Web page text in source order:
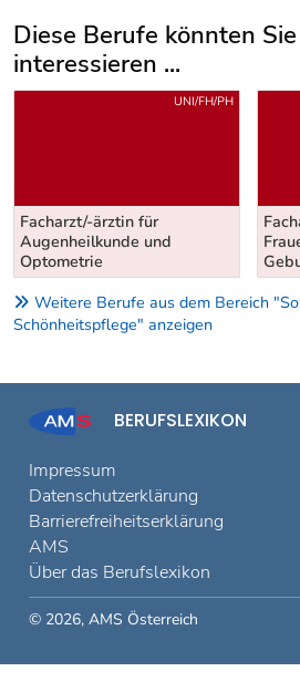
Diese Berufe könnten
interessieren ...
Uber weitere Berufsvorschläge
Facharzt/-ärztin für
Augenheilkunde und
Optometrie
UNI/FH/PH
Weitere Berufe aus dem Bereich
Schönheitspflege" anzeigen
BERUFSLEXIKON
Impressum
Datenschutzerklärung
Barrierefreiheitserklärung
AMS
Über das Berufslexikon
© 2026, AMS Österreich